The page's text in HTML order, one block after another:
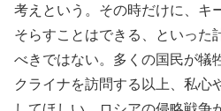
考えという。その時だけに、キ
そらすことはできる、といった
べきではない。多くの国民が犠
クライナを訪問する以上、私心